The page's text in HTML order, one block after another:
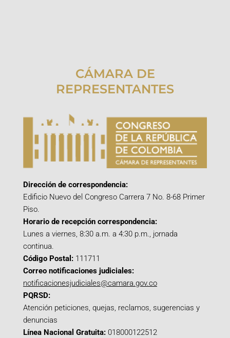
CÁMARA DE
REPRESENTANTES
Dirección de correspondencia:
Edificio Nuevo del Congreso Carrera 7 No. 8-68 Primer
Piso.
Horario de recepción correspondencia:
Lunes a viernes, 8:30 a.m. a 4:30 p.m., jornada
continua.
Código Postal: 111711
Correo notificaciones judiciales:
notificacionesjudiciales@camara.gov.co
PQRSD:
Atención peticiones, quejas, reclamos, sugerencias y
denuncias
Línea Nacional Gratuita: 018000122512